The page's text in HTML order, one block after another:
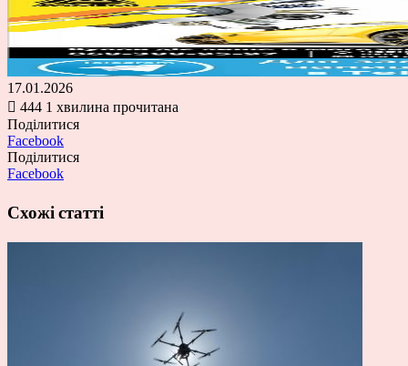
17.01.2026
444 1 хвилина прочитана
Поділитися
Facebook
Поділитися
Facebook
Схожі статті